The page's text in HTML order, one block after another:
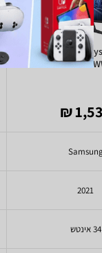
Samsung
Samsung
2021
34 אינטש